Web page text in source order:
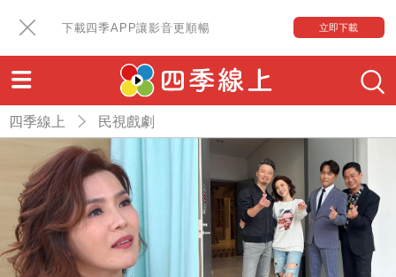
下載四季APP讓影音更順暢 立即下載
四季線上 民視戲劇